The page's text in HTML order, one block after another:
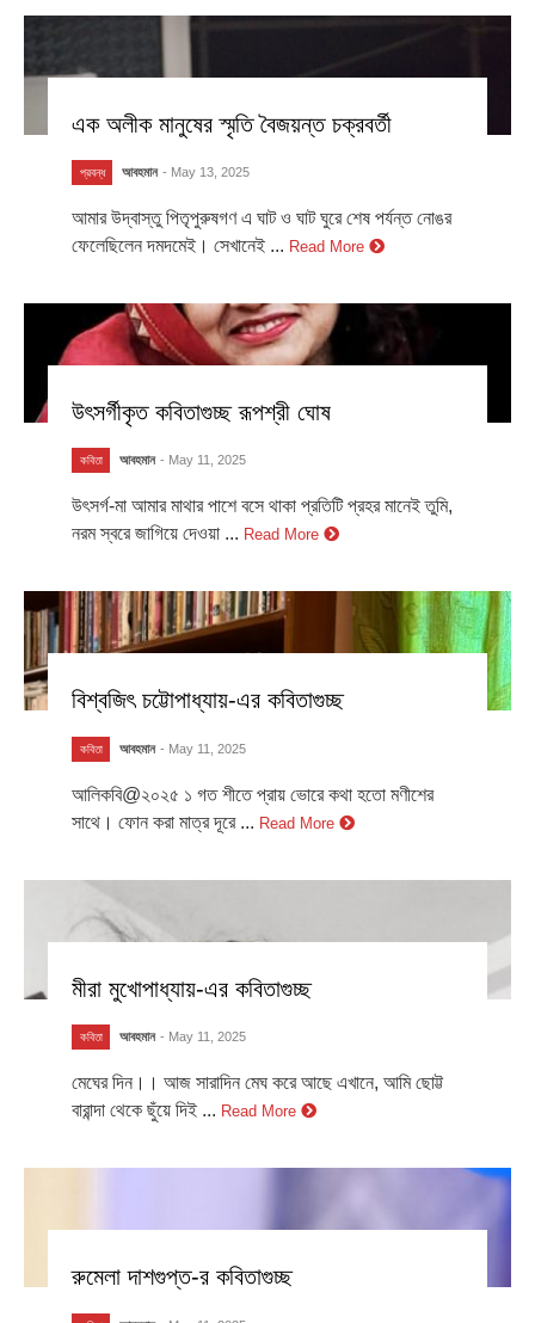
এক অলীক মানুষের স্মৃতি বৈজয়ন্ত চক্রবর্তী
প্রবন্ধ আবহমান - May 13, 2025
আমার উদ্বাস্তু পিতৃপুরুষগণ এ ঘাট ও ঘাট ঘুরে শেষ পর্যন্ত নোঙর
ফেলেছিলেন দমদমেই। সেখানেই ... Read More
উৎসর্গীকৃত কবিতাগুচ্ছ রূপশ্রী ঘোষ
কবিতা আবহমান - May 11, 2025
উৎসর্গ-মা আমার মাথার পাশে বসে থাকা প্রতিটি প্রহর মানেই তুমি,
নরম স্বরে জাগিয়ে দেওয়া ... Read More
বিশ্বজিৎ চট্টোপাধ্যায়-এর কবিতাগুচ্ছ
কবিতা আবহমান - May 11, 2025
আলিকবি@২০২৫ ১ গত শীতে প্রায় ভোরে কথা হতো মণীশের
সাথে। ফোন করা মাত্র দূরে ... Read More
মীরা মুখোপাধ্যায়-এর কবিতাগুচ্ছ
কবিতা আবহমান - May 11, 2025
মেঘের দিন।। আজ সারাদিন মেঘ করে আছে এখানে, আমি ছোট্ট
বারান্দা থেকে ছুঁয়ে দিই ... Read More
রুমেলা দাশগুপ্ত-র কবিতাগুচ্ছ